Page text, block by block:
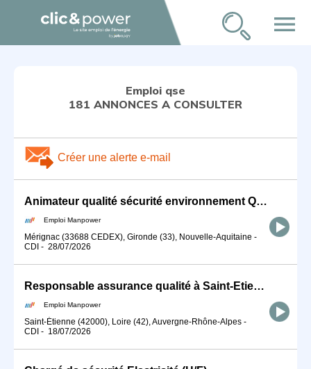
menu
Emploi qse
181 ANNONCES A CONSULTER
Créer une alerte e-mail
Animateur qualité sécurité environnement QSE (H/F)
Emploi Manpower
Mérignac (33688 CEDEX), Gironde (33), Nouvelle-Aquitaine -
CDI - 28/07/2026
Responsable assurance qualité à Saint-Etienne (H/F)
Emploi Manpower
Saint-Étienne (42000), Loire (42), Auvergne-Rhône-Alpes -
CDI - 18/07/2026